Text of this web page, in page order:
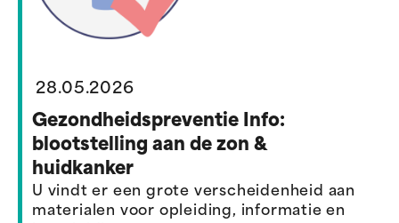
28.05.2026
Gezondheidspreventie Info:
blootstelling aan de zon &
huidkanker
U vindt er een grote verscheidenheid aan
materialen voor opleiding, informatie en